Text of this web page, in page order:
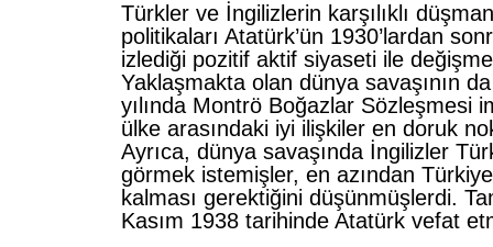
Türkler ve İngilizlerin karşılıklı
politikaları Atatürk’ün 1930’lardan
izlediği pozitif aktif siyaseti ile
Yaklaşmakta olan dünya savaşının
yılında Montrö Boğazlar Sözleşmesi
ülke arasındaki iyi ilişkiler en doruk
Ayrıca, dünya savaşında İngilizler
görmek istemişler, en azından
kalması gerektiğini düşünmüşlerdi.
Kasım 1938 tarihinde Atatürk vefat